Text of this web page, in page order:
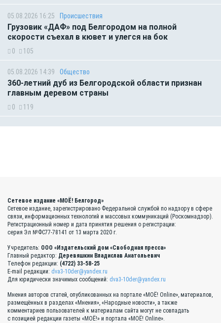
05.08.2026 16:25 Происшествия
Грузовик «ДАФ» под Белгородом на полной
скорости съехал в кювет и улегся на бок
0 105
05.08.2026 14:39 Общество
360-летний дуб из Белгородской области признан
главным деревом страны
0 119
Сетевое издание «МОЁ! Белгород»
Сетевое издание, зарегистрировано Федеральной службой по надзору в сфере
связи, информационных технологий и массовых коммуникаций (Роскомнадзор).
Регистрационный номер и дата принятия решения о регистрации:
серия Эл №ФС77-78141 от 13 марта 2020 г.
Учредитель: ООО «Издательский дом «Свободная пресса»
Главный редактор: Деревяшкин Владислав Анатольевич
Телефон редакции: (4722) 33-58-25
E-mail редакции: dva3-10der@yandex.ru
Для юридически значимых сообщений: dva3-10der@yandex.ru
Мнения авторов статей, опубликованных на портале «МОЁ! Online», материалов,
размещённых в разделах «Мнения», «Народные новости», а также
комментариев пользователей к материалам сайта могут не совпадать
с позицией редакции газеты «МОЁ!» и портала «МОЁ! Online».